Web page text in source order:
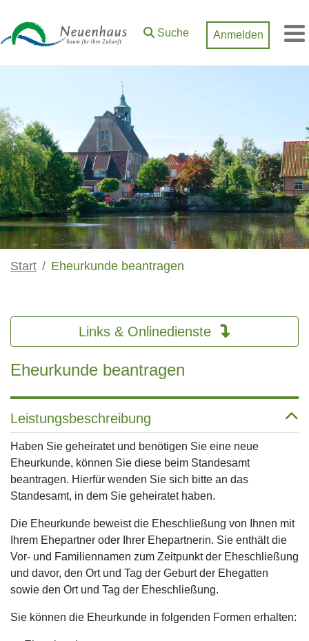
Suche Anmelden
Start Eheurkunde beantragen
Links & Onlinedienste
Eheurkunde beantragen
Leistungsbeschreibung
Haben Sie geheiratet und benötigen Sie eine neue
Eheurkunde, können Sie diese beim Standesamt
beantragen. Hierfür wenden Sie sich bitte an das
Standesamt, in dem Sie geheiratet haben.
Die Eheurkunde beweist die Eheschließung von Ihnen mit
Ihrem Ehepartner oder Ihrer Ehepartnerin. Sie enthält die
Vor- und Familiennamen zum Zeitpunkt der Eheschließung
und davor, den Ort und Tag der Geburt der Ehegatten
sowie den Ort und Tag der Eheschließung.
Sie können die Eheurkunde in folgenden Formen erhalten: